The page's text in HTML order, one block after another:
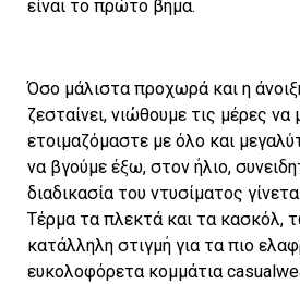
είναι το πρώτο βήμα.
Όσο μάλιστα προχωρά και η
ζεσταίνει, νιώθουμε τις μέρες
ετοιμαζόμαστε με όλο και
να βγούμε έξω, στον ήλιο,
διαδικασία του ντυσίματος
Τέρμα τα πλεκτά και τα κασκόλ,
κατάλληλη στιγμή για τα πιο
ευκολοφόρετα κομμάτια